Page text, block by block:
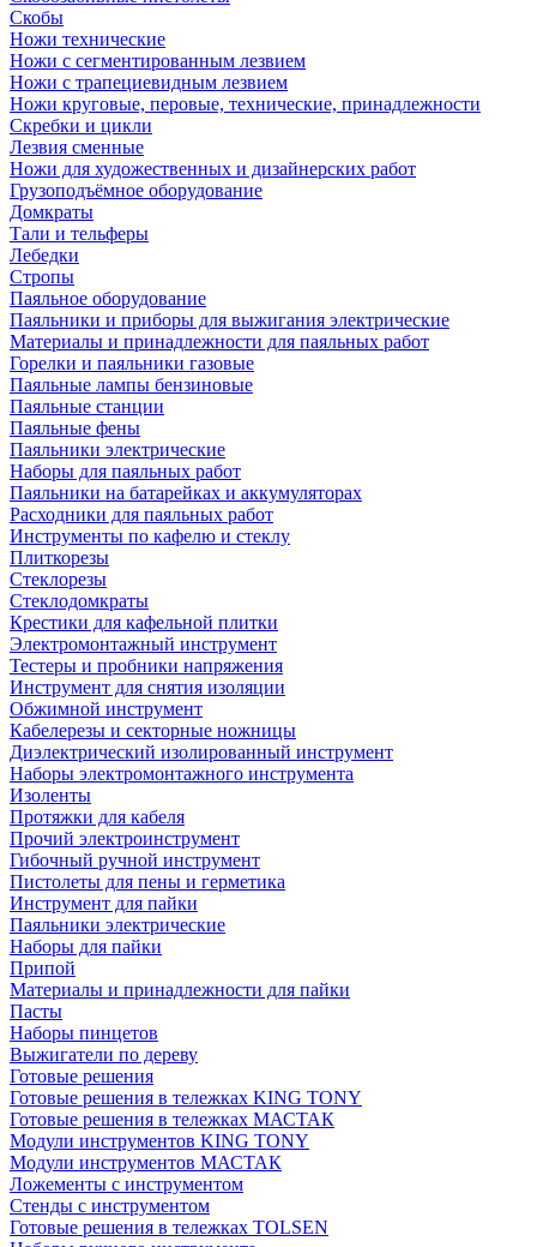
Скобы
Ножи технические
Ножи с сегментированным лезвием
Ножи с трапециевидным лезвием
Ножи круговые, перовые, технические, принадлежности
Скребки и цикли
Лезвия сменные
Ножи для художественных и дизайнерских работ
Грузоподъёмное оборудование
Домкраты
Тали и тельферы
Лебедки
Стропы
Паяльное оборудование
Паяльники и приборы для выжигания электрические
Материалы и принадлежности для паяльных работ
Горелки и паяльники газовые
Паяльные лампы бензиновые
Паяльные станции
Паяльные фены
Паяльники электрические
Наборы для паяльных работ
Паяльники на батарейках и аккумуляторах
Расходники для паяльных работ
Инструменты по кафелю и стеклу
Плиткорезы
Стеклорезы
Стеклодомкраты
Крестики для кафельной плитки
Электромонтажный инструмент
Тестеры и пробники напряжения
Инструмент для снятия изоляции
Обжимной инструмент
Кабелерезы и секторные ножницы
Диэлектрический изолированный инструмент
Наборы электромонтажного инструмента
Изоленты
Протяжки для кабеля
Прочий электроинструмент
Гибочный ручной инструмент
Пистолеты для пены и герметика
Инструмент для пайки
Паяльники электрические
Наборы для пайки
Припой
Материалы и принадлежности для пайки
Пасты
Наборы пинцетов
Выжигатели по дереву
Готовые решения
Готовые решения в тележках KING TONY
Готовые решения в тележках МАСТАК
Модули инструментов KING TONY
Модули инструментов МАСТАК
Ложементы с инструментом
Стенды с инструментом
Готовые решения в тележках TOLSEN